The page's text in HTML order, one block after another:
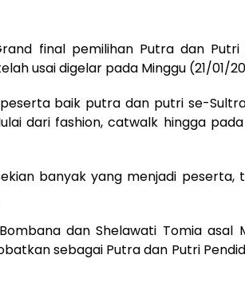
final pemilihan Putra dan Putri
usai digelar pada Minggu (21/01/
baik putra dan putri se-
dari fashion, catwalk hingga
banyak yang menjadi
dan Shelawati Tomia asal
sebagai Putra dan Putri